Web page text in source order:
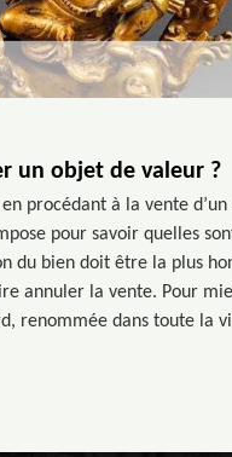
un objet de valeur ?
procédant à la vente
pour savoir quelles
du bien doit être la plus
annuler la vente. Pour
renommée dans toute la